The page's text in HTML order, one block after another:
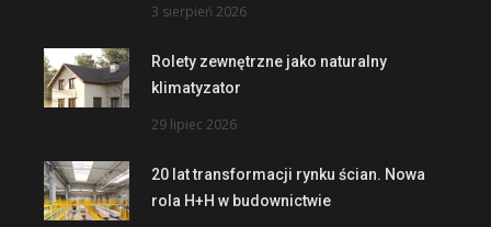
3 sierpień 2026
Rolety zewnętrzne jako naturalny
klimatyzator
29 lipiec 2026
20 lat transformacji rynku ścian. Nowa
rola H+H w budownictwie